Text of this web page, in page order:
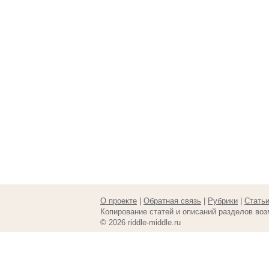
О проекте Обратная связь Рубрики
Статьи
Копирование статей и описаний разделов
© 2026 riddle-middle.ru